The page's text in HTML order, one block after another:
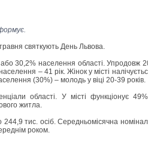
святкують День Львова.
30,2% населення області. Упродовж
– 41 рік. Жінок у місті
(30%) – молодь у віці 20-39 років.
області. У місті функціонує
житла.
тис. осіб. Середньомісячна
роком.